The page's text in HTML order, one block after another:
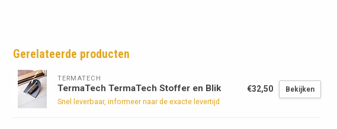
Gerelateerde producten
TERMATECH
TermaTech TermaTech Stoffer en Blik
Snel leverbaar, informeer naar de exacte levertijd
€32,50 Bekijken